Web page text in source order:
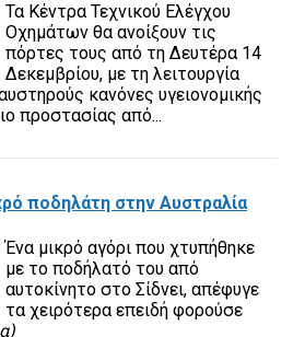
Τα Κέντρα Τεχνικού Ελέγχου
Οχημάτων θα ανοίξουν τις
πόρτες τους από τη Δευτέρα 14
Δεκεμβρίου, με τη λειτουργία
κανόνες υγειονομικής
προστασίας από...
ποδηλάτη στην Αυστραλία
Ένα μικρό αγόρι που χτυπήθηκε
με το ποδήλατό του από
αυτοκίνητο στο Σίδνει, απέφυγε
τα χειρότερα επειδή φορούσε